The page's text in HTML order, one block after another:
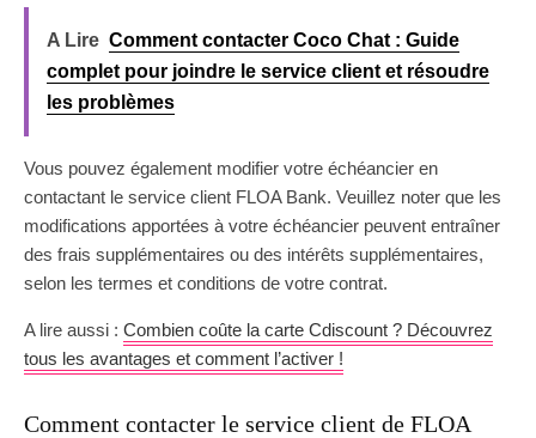
A Lire Comment contacter Coco Chat : Guide
complet pour joindre le service client et résoudre
les problèmes
Vous pouvez également modifier votre échéancier en
contactant le service client FLOA Bank. Veuillez noter que les
modifications apportées à votre échéancier peuvent entraîner
des frais supplémentaires ou des intérêts supplémentaires,
selon les termes et conditions de votre contrat.
A lire aussi : Combien coûte la carte Cdiscount ? Découvrez
tous les avantages et comment l’activer !
Comment contacter le service client de FLOA